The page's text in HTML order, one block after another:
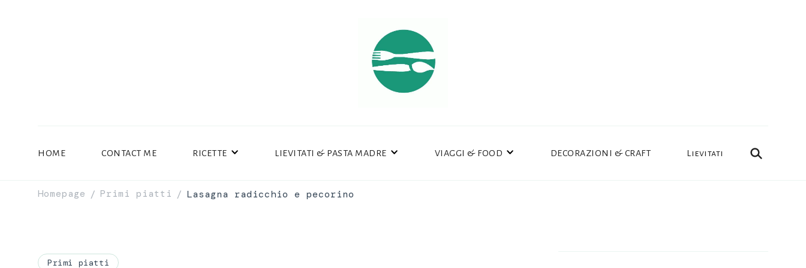
HOME CONTACT ME RICETTE LIEVITATI & PASTA MADRE VIAGGI & FOOD DECORAZIONI & CRAFT Lievitati
Homepage / Primi piatti / Lasagna radicchio e pecorino
Primi piatti